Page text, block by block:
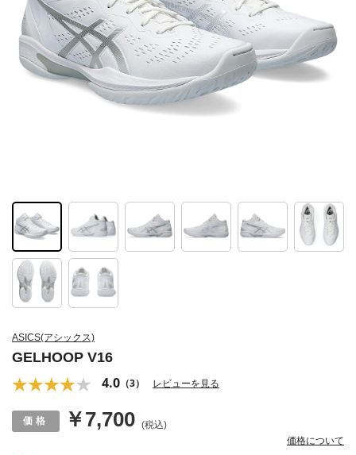
ASICS(アシックス)
GELHOOP V16
4.0 （3） レビューを見る
￥7,700 (税込)
価格について